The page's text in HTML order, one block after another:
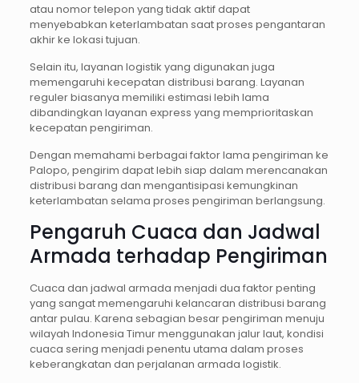
atau nomor telepon yang tidak aktif dapat
menyebabkan keterlambatan saat proses pengantaran
akhir ke lokasi tujuan.
Selain itu, layanan logistik yang digunakan juga
memengaruhi kecepatan distribusi barang. Layanan
reguler biasanya memiliki estimasi lebih lama
dibandingkan layanan express yang memprioritaskan
kecepatan pengiriman.
Dengan memahami berbagai faktor lama pengiriman ke
Palopo, pengirim dapat lebih siap dalam merencanakan
distribusi barang dan mengantisipasi kemungkinan
keterlambatan selama proses pengiriman berlangsung.
Pengaruh Cuaca dan Jadwal
Armada terhadap Pengiriman
Cuaca dan jadwal armada menjadi dua faktor penting
yang sangat memengaruhi kelancaran distribusi barang
antar pulau. Karena sebagian besar pengiriman menuju
wilayah Indonesia Timur menggunakan jalur laut, kondisi
cuaca sering menjadi penentu utama dalam proses
keberangkatan dan perjalanan armada logistik.